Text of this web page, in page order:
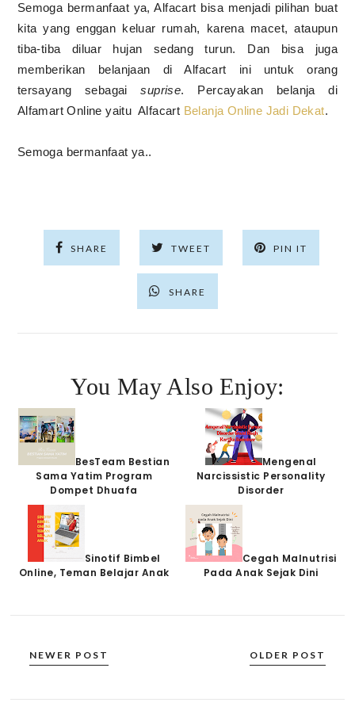
Semoga bermanfaat ya, Alfacart bisa menjadi pilihan buat
kita yang enggan keluar rumah, karena macet, ataupun
tiba-tiba diluar hujan sedang turun. Dan bisa juga
memberikan belanjaan di Alfacart ini untuk orang
tersayang sebagaisuprise. Percayakan belanja di
Alfamart Online yaitu Alfacart Belanja Online Jadi Dekat.
Semoga bermanfaat ya..
SHARE TWEET PIN IT
SHARE
You May Also Enjoy:
BesTeam Bestian
Sama Yatim Program
Dompet Dhuafa
Mengenal
Narcissistic Personality
Disorder
Sinotif Bimbel
Online, Teman Belajar Anak
Cegah Malnutrisi
Pada Anak Sejak Dini
NEWER POST OLDER POST